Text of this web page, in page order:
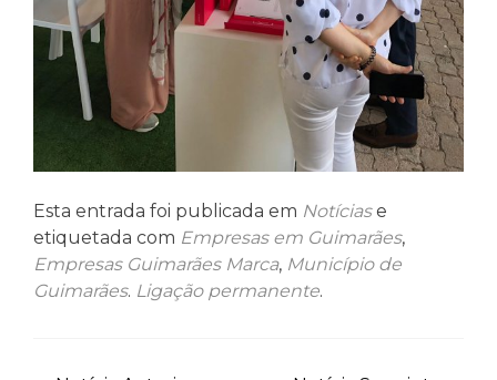
Esta entrada foi publicada em Notíciase
etiquetada com Empresas em Guimarães,
Empresas Guimarães Marca, Município de
Guimarães. Ligação permanente.